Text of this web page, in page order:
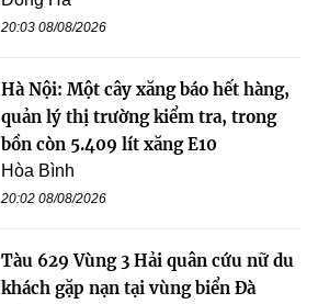
20:03 08/08/2026
Hà Nội: Một cây xăng báo hết hàng,
quản lý thị trường kiểm tra, trong
bồn còn 5.409 lít xăng E10
Hòa Bình
20:02 08/08/2026
Tàu 629 Vùng 3 Hải quân cứu nữ du
khách gặp nạn tại vùng biển Đà